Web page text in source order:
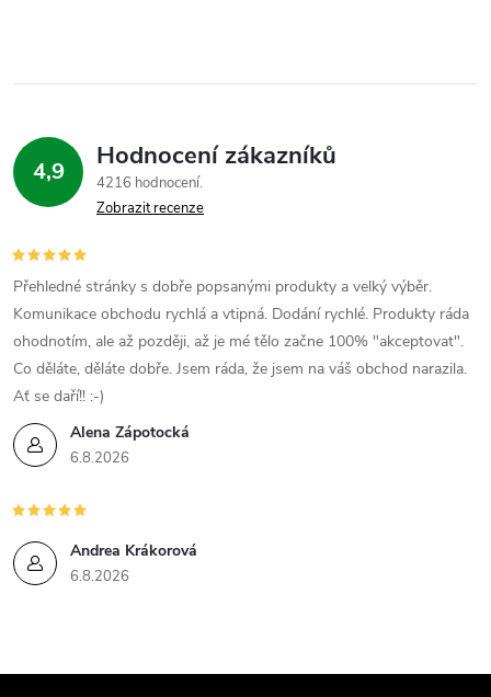
4,9 Hodnocení zákazníků
4216 hodnocení
Zobrazit recenze
Alena Zápotocká
6.8.2026
Přehledné stránky s dobře popsanými produkty a velký výběr.
Komunikace obchodu rychlá a vtipná. Dodání rychlé. Produkty ráda
ohodnotím, ale až později, až je mé tělo začne 100% "akceptovat".
Co děláte, děláte dobře. Jsem ráda, že jsem na váš obchod narazila.
Ať se daří!! :-)
Andrea Krákorová
6.8.2026